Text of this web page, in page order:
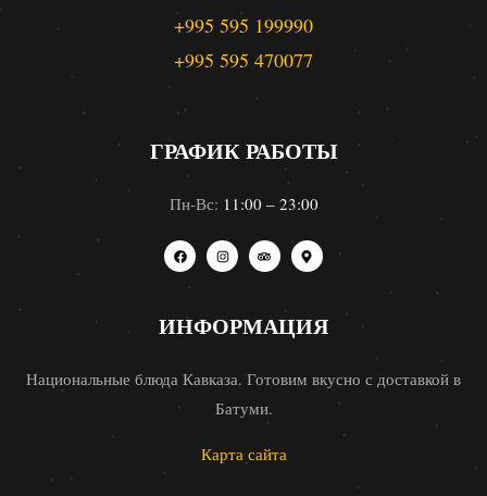
+995 595 199990
+995 595 470077
ГРАФИК РАБОТЫ
Пн-Вс: 11:00 – 23:00
ИНФОРМАЦИЯ
Национальные блюда Кавказа. Готовим вкусно с доставкой в
Батуми.
Карта сайта